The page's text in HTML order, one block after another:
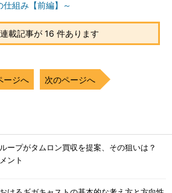
仕組み【前編】～
載記事が 16 件あります
ージへ 次のページへ
ープがタムロン買収を提案、その狙いは？
ント